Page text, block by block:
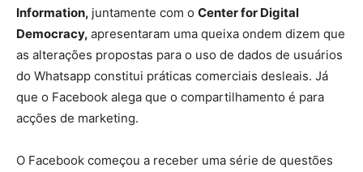
Information, juntamente com o Center for Digital
Democracy, apresentaram uma queixa ondem dizem que
as alterações propostas para o uso de dados de usuários
do Whatsapp constitui práticas comerciais desleais. Já
que o Facebook alega que o compartilhamento é para
acções de marketing.
O Facebook começou a receber uma série de questões